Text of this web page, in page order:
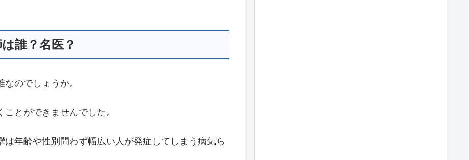
誰？名医？
のでしょうか。
とができませんでした。
年齢や性別問わず幅広い人が発症してしまう病気ら